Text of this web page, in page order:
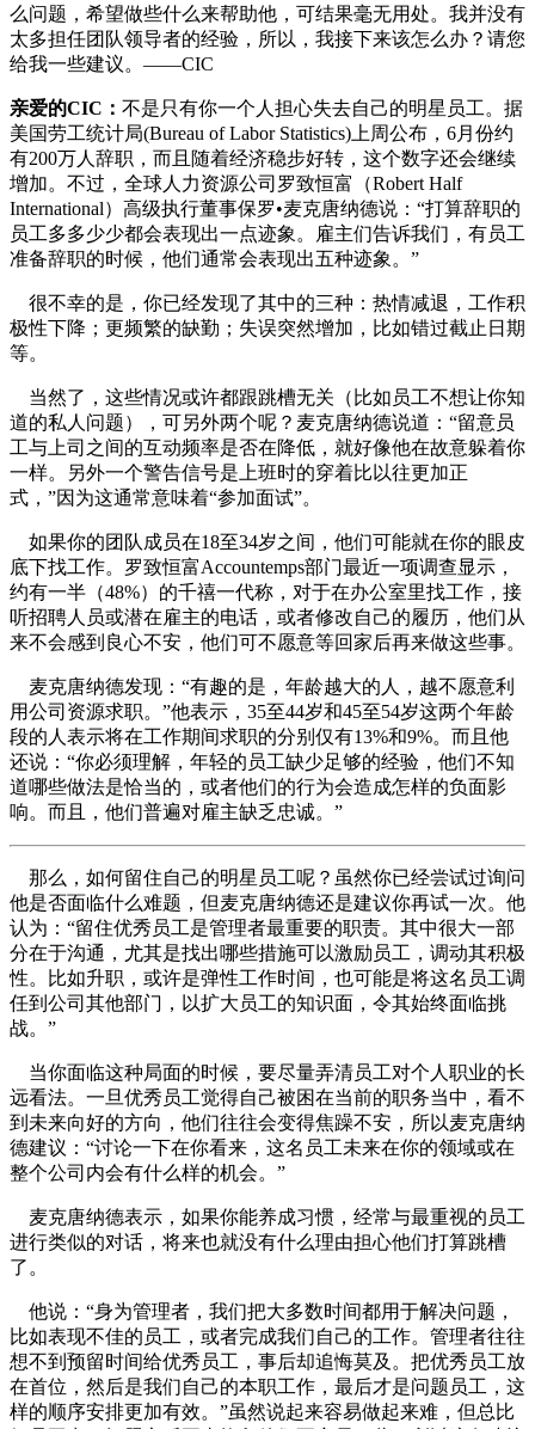
么问题，希望做些什么来帮助他，可结果毫无用处。我并没有
太多担任团队领导者的经验，所以，我接下来该怎么办？请您
给我一些建议。——CIC
亲爱的CIC： 不是只有你一个人担心失去自己的明星员工。据
美国劳工统计局(Bureau of Labor Statistics)上周公布，6月份约
有200万人辞职，而且随着经济稳步好转，这个数字还会继续
增加。不过，全球人力资源公司罗致恒富（Robert Half
International）高级执行董事保罗•麦克唐纳德说：“打算辞职的
员工多多少少都会表现出一点迹象。雇主们告诉我们，有员工
准备辞职的时候，他们通常会表现出五种迹象。”
很不幸的是，你已经发现了其中的三种：热情减退，工作积
极性下降；更频繁的缺勤；失误突然增加，比如错过截止日期
等。
当然了，这些情况或许都跟跳槽无关（比如员工不想让你知
道的私人问题），可另外两个呢？麦克唐纳德说道：“留意员
工与上司之间的互动频率是否在降低，就好像他在故意躲着你
一样。另外一个警告信号是上班时的穿着比以往更加正
式，”因为这通常意味着“参加面试”。
如果你的团队成员在18至34岁之间，他们可能就在你的眼皮
底下找工作。罗致恒富Accountemps部门最近一项调查显示，
约有一半（48%）的千禧一代称，对于在办公室里找工作，接
听招聘人员或潜在雇主的电话，或者修改自己的履历，他们从
来不会感到良心不安，他们可不愿意等回家后再来做这些事。
麦克唐纳德发现：“有趣的是，年龄越大的人，越不愿意利
用公司资源求职。”他表示，35至44岁和45至54岁这两个年龄
段的人表示将在工作期间求职的分别仅有13%和9%。而且他
还说：“你必须理解，年轻的员工缺少足够的经验，他们不知
道哪些做法是恰当的，或者他们的行为会造成怎样的负面影
响。而且，他们普遍对雇主缺乏忠诚。”
那么，如何留住自己的明星员工呢？虽然你已经尝试过询问
他是否面临什么难题，但麦克唐纳德还是建议你再试一次。他
认为：“留住优秀员工是管理者最重要的职责。其中很大一部
分在于沟通，尤其是找出哪些措施可以激励员工，调动其积极
性。比如升职，或许是弹性工作时间，也可能是将这名员工调
任到公司其他部门，以扩大员工的知识面，令其始终面临挑
战。”
当你面临这种局面的时候，要尽量弄清员工对个人职业的长
远看法。一旦优秀员工觉得自己被困在当前的职务当中，看不
到未来向好的方向，他们往往会变得焦躁不安，所以麦克唐纳
德建议：“讨论一下在你看来，这名员工未来在你的领域或在
整个公司内会有什么样的机会。”
麦克唐纳德表示，如果你能养成习惯，经常与最重视的员工
进行类似的对话，将来也就没有什么理由担心他们打算跳槽
了。
他说：“身为管理者，我们把大多数时间都用于解决问题，
比如表现不佳的员工，或者完成我们自己的工作。管理者往往
想不到预留时间给优秀员工，事后却追悔莫及。把优秀员工放
在首位，然后是我们自己的本职工作，最后才是问题员工，这
样的顺序安排更加有效。”虽然说起来容易做起来难，但总比